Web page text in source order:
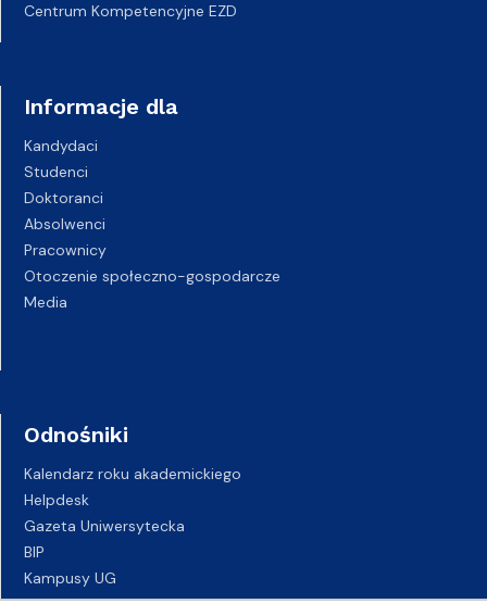
Centrum Kompetencyjne EZD
Informacje dla
Kandydaci
Studenci
Doktoranci
Absolwenci
Pracownicy
Otoczenie społeczno-gospodarcze
Media
Odnośniki
Kalendarz roku akademickiego
Helpdesk
Gazeta Uniwersytecka
BIP
Kampusy UG
Biuro Karier UG